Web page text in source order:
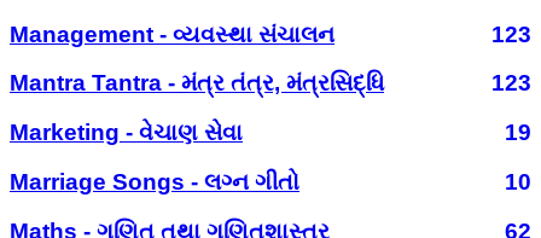
Management - વ્યવસ્થા સંચાલન
123
Mantra Tantra - મંત્ર તંત્ર, મંત્રસિદ્ધિ
123
Marketing - વેચાણ સેવા
19
Marriage Songs - લગ્ન ગીતો
10
Maths - ગણિત તથા ગણિતશાસ્ત્ર
62